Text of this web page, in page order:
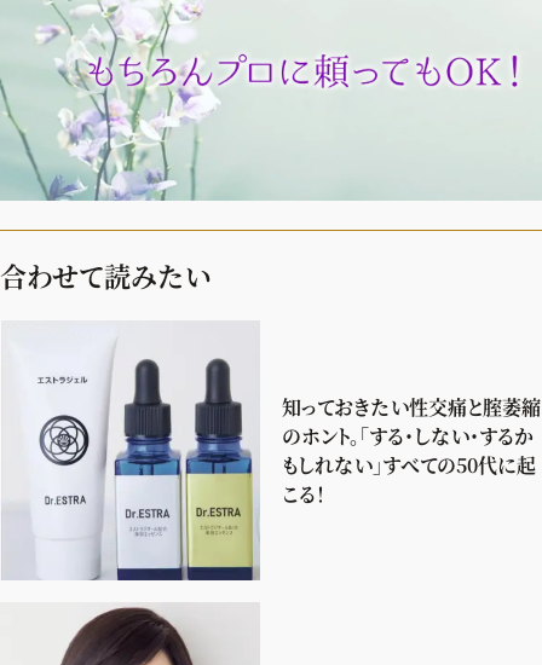
合わせて読みたい
知っておきたい性交痛と腟萎縮
のホント。「する・しない・するか
もしれない」すべての50代に起
こる！